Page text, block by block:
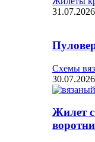
31.07.2026
Схемы
30.07.2026
Жилет с